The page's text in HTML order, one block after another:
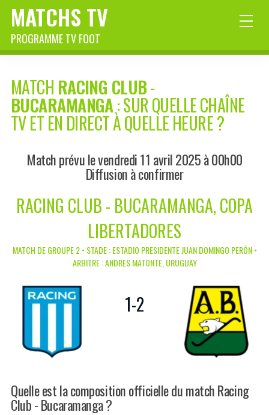
MATCHS TV
PROGRAMME TV FOOT
MATCH RACING CLUB-
BUCARAMANGA: SUR QUELLE CHAÎNE
TV ET EN DIRECT À QUELLE HEURE ?
Match prévu le vendredi 11 avril 2025 à 00h00
Diffusion à confirmer
RACING CLUB - BUCARAMANGA, COPA
LIBERTADORES
MATCH DE GROUPE 2 • STADE : ESTADIO PRESIDENTE JUAN DOMINGO PERÓN •
ARBITRE : ANDRES MATONTE, URUGUAY
1-2
Quelle est la composition officielle du match Racing
Club - Bucaramanga ?